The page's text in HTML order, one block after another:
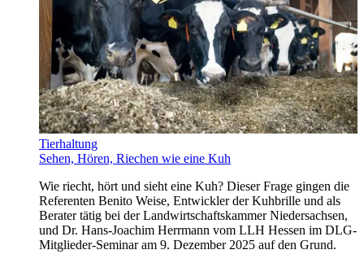
Tierhaltung
Sehen, Hören, Riechen wie eine Kuh
Wie riecht, hört und sieht eine Kuh? Dieser Frage gingen die
Referenten Benito Weise, Entwickler der Kuhbrille und als
Berater tätig bei der Landwirtschaftskammer Niedersachsen,
und Dr. Hans-Joachim Herrmann vom LLH Hessen im DLG-
Mitglieder-Seminar am 9. Dezember 2025 auf den Grund.